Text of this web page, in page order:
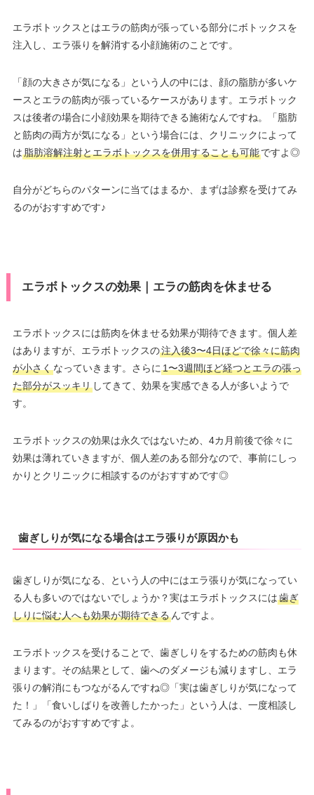
エラボトックスとはエラの筋肉が張っている部分にボトックスを
注入し、エラ張りを解消する小顔施術のことです。
「顔の大きさが気になる」という人の中には、顔の脂肪が多いケ
ースとエラの筋肉が張っているケースがあります。エラボトック
スは後者の場合に小顔効果を期待できる施術なんですね。「脂肪
と筋肉の両方が気になる」という場合には、クリニックによって
は脂肪溶解注射とエラボトックスを併用することも可能ですよ◎
自分がどちらのパターンに当てはまるか、まずは診察を受けてみ
るのがおすすめです♪
エラボトックスの効果｜エラの筋肉を休ませる
エラボトックスには筋肉を休ませる効果が期待できます。個人差
はありますが、エラボトックスの注入後3〜4日ほどで徐々に筋肉
が小さくなっていきます。さらに 1〜3週間ほど経つとエラの張っ
た部分がスッキリしてきて、効果を実感できる人が多いようで
す。
エラボトックスの効果は永久ではないため、4カ月前後で徐々に
効果は薄れていきますが、個人差のある部分なので、事前にしっ
かりとクリニックに相談するのがおすすめです◎
歯ぎしりが気になる場合はエラ張りが原因かも
歯ぎしりが気になる、という人の中にはエラ張りが気になってい
る人も多いのではないでしょうか？実はエラボトックスには歯ぎ
しりに悩む人へも効果が期待できるんですよ。
エラボトックスを受けることで、歯ぎしりをするための筋肉も休
まります。その結果として、歯へのダメージも減りますし、エラ
張りの解消にもつながるんですね◎「実は歯ぎしりが気になって
た！」「食いしばりを改善したかった」という人は、一度相談し
てみるのがおすすめですよ。